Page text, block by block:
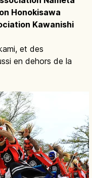
Honokisawa
Kawanishi
et des
en dehors de la